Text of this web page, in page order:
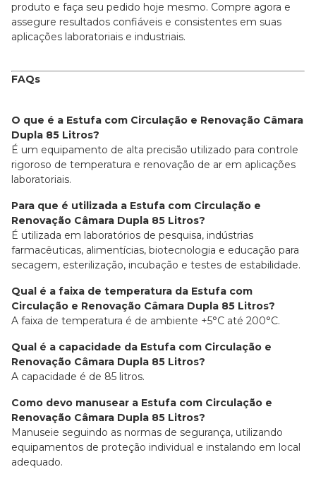
produto e faça seu pedido hoje mesmo. Compre agora e
assegure resultados confiáveis e consistentes em suas
aplicações laboratoriais e industriais.
FAQs
O que é a Estufa com Circulação e Renovação Câmara
Dupla 85 Litros?
É um equipamento de alta precisão utilizado para controle
rigoroso de temperatura e renovação de ar em aplicações
laboratoriais.
Para que é utilizada a Estufa com Circulação e
Renovação Câmara Dupla 85 Litros?
É utilizada em laboratórios de pesquisa, indústrias
farmacêuticas, alimentícias, biotecnologia e educação para
secagem, esterilização, incubação e testes de estabilidade.
Qual é a faixa de temperatura da Estufa com
Circulação e Renovação Câmara Dupla 85 Litros?
A faixa de temperatura é de ambiente +5°C até 200°C.
Qual é a capacidade da Estufa com Circulação e
Renovação Câmara Dupla 85 Litros?
A capacidade é de 85 litros.
Como devo manusear a Estufa com Circulação e
Renovação Câmara Dupla 85 Litros?
Manuseie seguindo as normas de segurança, utilizando
equipamentos de proteção individual e instalando em local
adequado.